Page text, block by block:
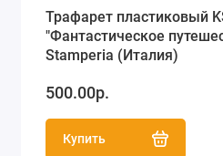
Трафарет пластиковый
"Фантастическое
Stamperia (Италия)
500.00р.
Купить